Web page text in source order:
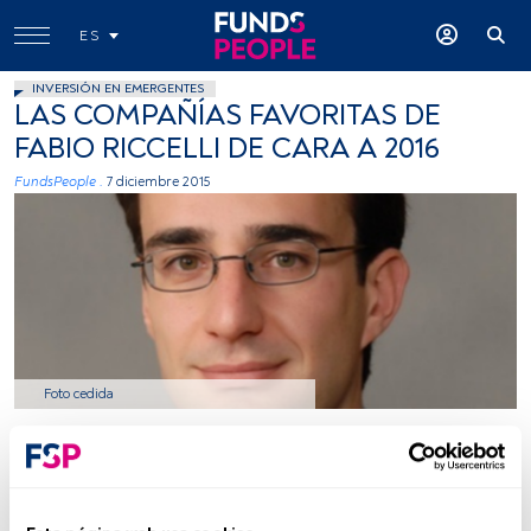
ES
INVERSIÓN EN EMERGENTES
LAS COMPAÑÍAS FAVORITAS DE
FABIO RICCELLI DE CARA A 2016
FundsPeople . 7 diciembre 2015
Foto cedida